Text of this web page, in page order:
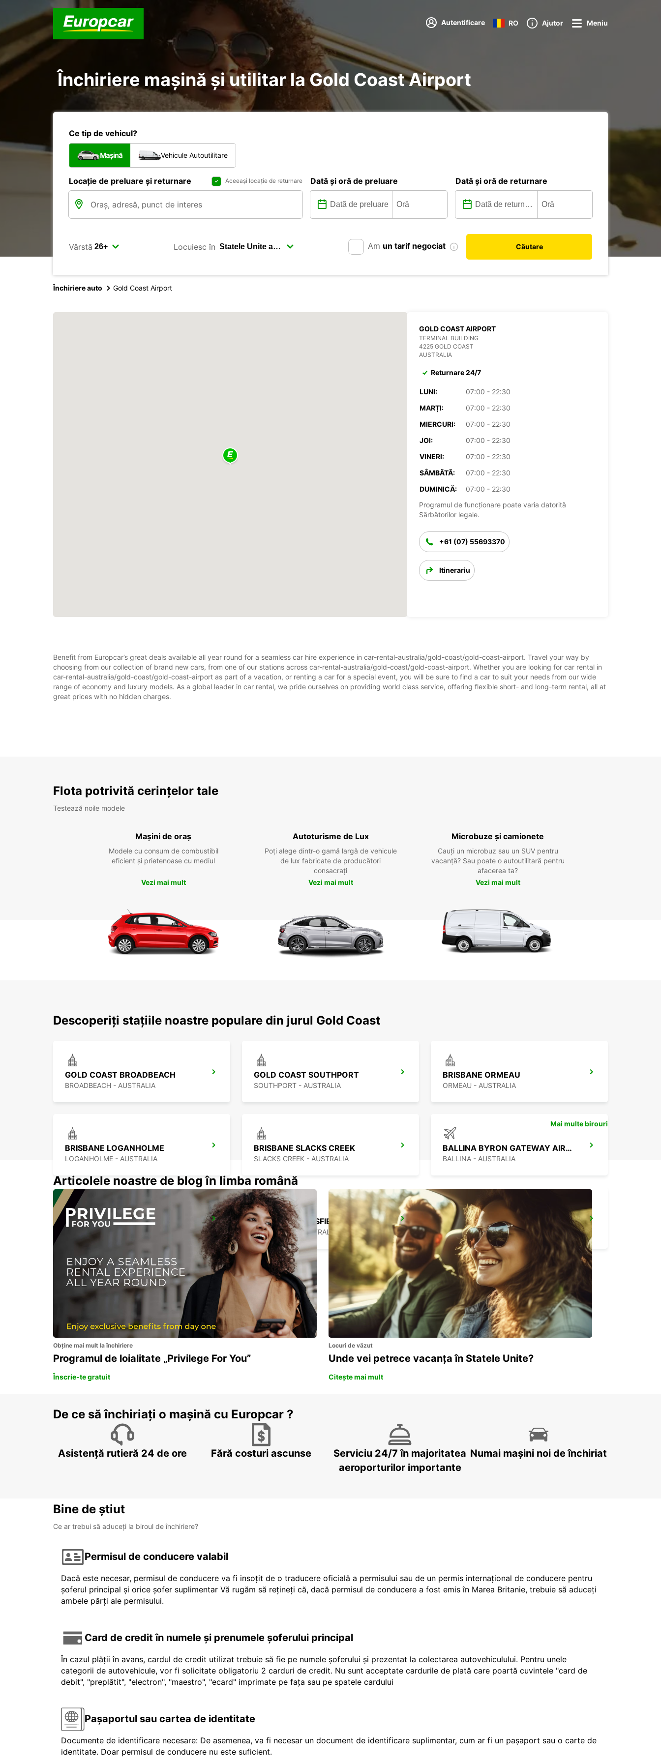
Autentificare RO Ajutor Meniu
Închiriere mașină și utilitar la Gold Coast Airport
Ce tip de vehicul?
Mașină Vehicule Autoutilitare
Locație de preluare și returnare Aceeași locație de returnare Dată și oră de preluare Dată și oră de returnare
Vârstă Locuiesc în Am un tarif negociat Căutare
Închiriere auto Gold Coast Airport
GOLD COAST AIRPORT
TERMINAL BUILDING
4225 GOLD COAST
AUSTRALIA
Returnare 24/7
LUNI:
07:00 - 22:30
MARȚI:
07:00 - 22:30
MIERCURI:
07:00 - 22:30
JOI:
07:00 - 22:30
VINERI:
07:00 - 22:30
SÂMBĂTĂ:
07:00 - 22:30
DUMINICĂ:
07:00 - 22:30
Programul de funcționare poate varia datorită
Sărbătorilor legale.
+61 (07) 55693370
Itinerariu
Benefit from Europcar’s great deals available all year round for a seamless car hire experience in car-rental-australia/gold-coast/gold-coast-airport. Travel your way by
choosing from our collection of brand new cars, from one of our stations across car-rental-australia/gold-coast/gold-coast-airport. Whether you are looking for car rental in
car-rental-australia/gold-coast/gold-coast-airport as part of a vacation, or renting a car for a special event, you will be sure to find a car to suit your needs from our wide
range of economy and luxury models. As a global leader in car rental, we pride ourselves on providing world class service, offering flexible short- and long-term rental, all at
great prices with no hidden charges.
Flota potrivită cerințelor tale
Testează noile modele
Mașini de oraș
Modele cu consum de combustibil
eficient și prietenoase cu mediul
Vezi mai mult
Autoturisme de Lux
Poți alege dintr-o gamă largă de vehicule
de lux fabricate de producători
consacrați
Vezi mai mult
Microbuze și camionete
Cauți un microbuz sau un SUV pentru
vacanță? Sau poate o autoutilitară pentru
afacerea ta?
Vezi mai mult
Descoperiți stațiile noastre populare din jurul Gold Coast
GOLD COAST BROADBEACH
BROADBEACH - AUSTRALIA
GOLD COAST SOUTHPORT
SOUTHPORT - AUSTRALIA
BRISBANE ORMEAU
ORMEAU - AUSTRALIA
BRISBANE LOGANHOLME
LOGANHOLME - AUSTRALIA
BRISBANE SLACKS CREEK
SLACKS CREEK - AUSTRALIA
BALLINA BYRON GATEWAY AIRPORT
BALLINA - AUSTRALIA
BALLINA CITY
BALLINA - AUSTRALIA
BRISBANE MANSFIELD
MANSFIELD - AUSTRALIA
BRISBANE ARCHERFIELD
ARCHERFIELD - AUSTRALIA
Mai multe birouri
Articolele noastre de blog în limba română
Obține mai mult la închiriere
Programul de loialitate „Privilege For You”
Înscrie-te gratuit
Locuri de văzut
Unde vei petrece vacanța în Statele Unite?
Citește mai mult
De ce să închiriați o mașină cu Europcar ?
Asistență rutieră 24 de ore Fără costuri ascunse
Serviciu 24/7 în majoritatea
aeroporturilor importante
Numai mașini noi de închiriat
Bine de știut
Ce ar trebui să aduceți la biroul de închiriere?
Permisul de conducere valabil
Dacă este necesar, permisul de conducere va fi insoțit de o traducere oficială a permisului sau de un permis internațional de conducere pentru
șoferul principal și orice șofer suplimentar Vă rugăm să rețineți că, dacă permisul de conducere a fost emis în Marea Britanie, trebuie să aduceți
ambele părți ale permisului.
Card de credit în numele și prenumele șoferului principal
În cazul plății în avans, cardul de credit utilizat trebuie să fie pe numele șoferului și prezentat la colectarea autovehiculului. Pentru unele
categorii de autovehicule, vor fi solicitate obligatoriu 2 carduri de credit. Nu sunt acceptate cardurile de plată care poartă cuvintele "card de
debit", "preplătit", "electron", "maestro", "ecard" imprimate pe fața sau pe spatele cardului
Pașaportul sau cartea de identitate
Documente de identificare necesare: De asemenea, va fi necesar un document de identificare suplimentar, cum ar fi un pașaport sau o carte de
identitate. Doar permisul de conducere nu este suficient.